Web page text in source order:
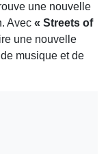
une nouvelle
Avec « Streets of
une nouvelle
musique et de